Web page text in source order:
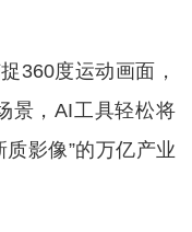
360度运动画面，
景，AI工具轻松将
影像”的万亿产业